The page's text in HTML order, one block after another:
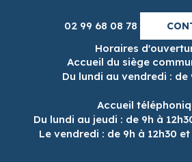
02 99 68 08 78
Horaires
Accueil du siège
Du lundi au vendredi : de
Accueil
Du lundi au jeudi : de 9h à
Le vendredi : de 9h à 12h30 et